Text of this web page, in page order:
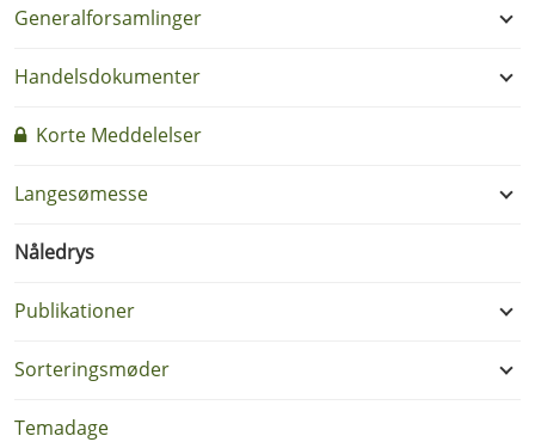
Generalforsamlinger
Handelsdokumenter
Korte Meddelelser
Langesømesse
Nåledrys
Publikationer
Sorteringsmøder
Temadage